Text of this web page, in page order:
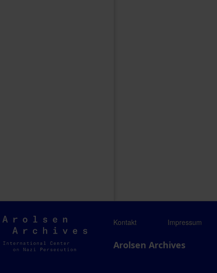
Arolsen
Archives
Kontakt Impressum
Arolsen Archives